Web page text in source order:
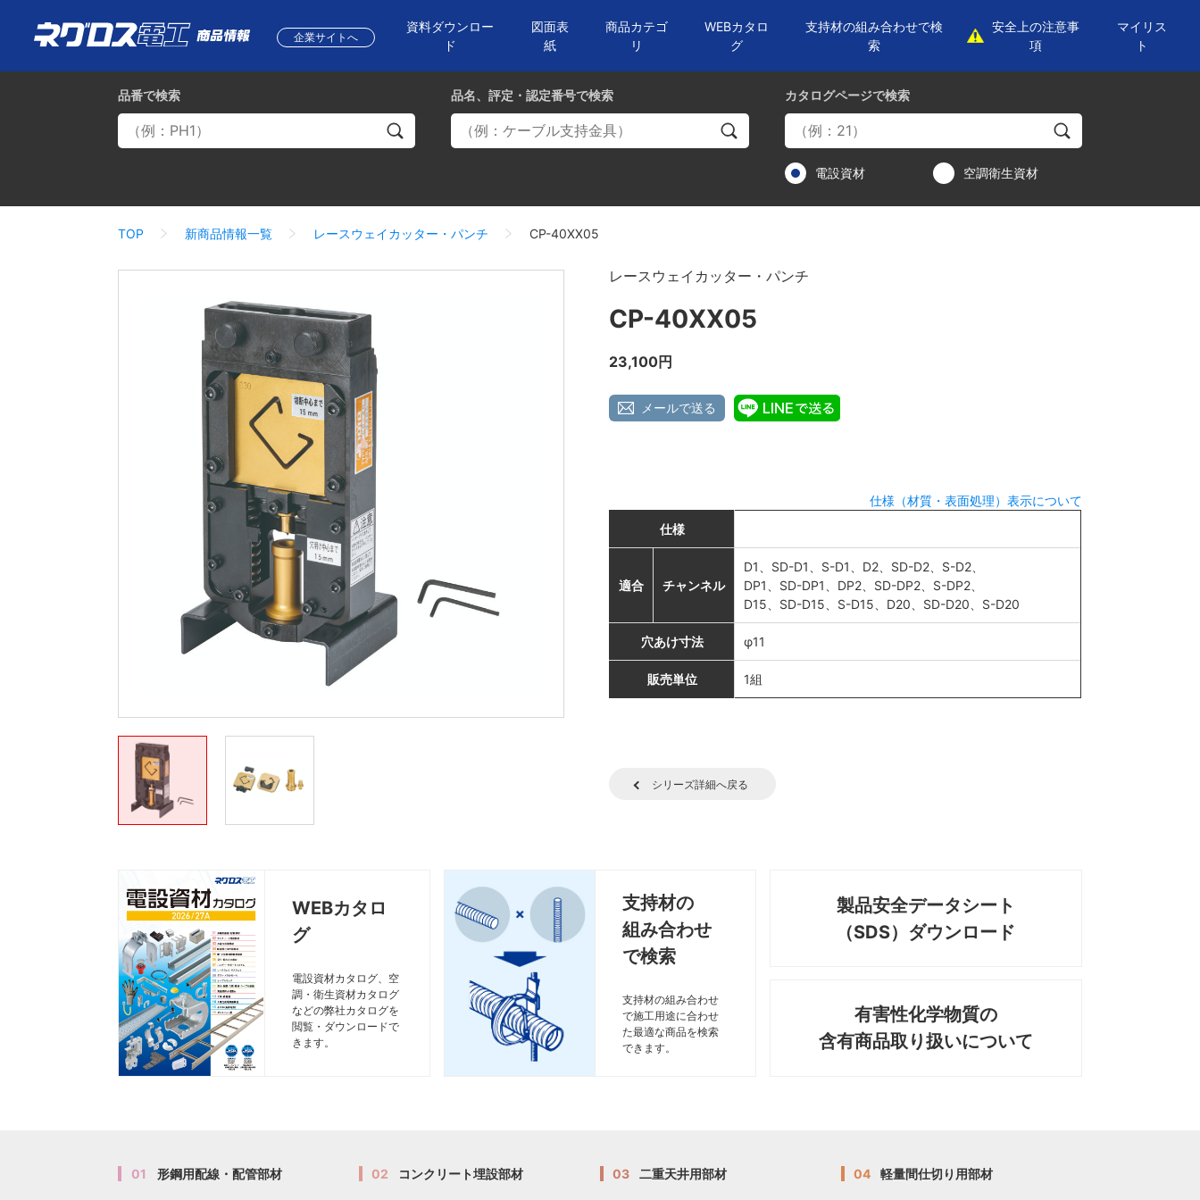
企業サイトへ
資料ダウンロー
ド
図面表
紙
商品カテゴ
リ
WEBカタロ
グ
支持材の組み合わせで検
索
安全上の注意事
項
マイリス
ト
品番で検索 カタログページで検索
電設資材 空調衛生資材
品名、評定・認定番号で検索
TOP 新商品情報一覧 レースウェイカッター・パンチ CP-40XX05
レースウェイカッター・パンチ
CP-40XX05
23,100円
メールで送る
仕様（材質・表面処理）表示について
仕様
適合 チャンネル
D1、SD-D1、S-D1、D2、SD-D2、S-D2、
DP1、SD-DP1、DP2、SD-DP2、S-DP2、
D15、SD-D15、S-D15、D20、SD-D20、S-D20
穴あけ寸法 φ11
販売単位 1組
シリーズ詳細へ戻る
WEBカタロ
グ
電設資材カタログ、空
調・衛生資材カタログ
などの弊社カタログを
閲覧・ダウンロードで
きます。
支持材の
組み合わせ
で検索
支持材の組み合わせ
で施工用途に合わせ
た最適な商品を検索
できます。
製品安全データシート
（SDS）ダウンロード
有害性化学物質の
含有商品取り扱いについて
01 形鋼用配線・配管部材 02 コンクリート埋設部材 03 二重天井用部材 04 軽量間仕切り用部材